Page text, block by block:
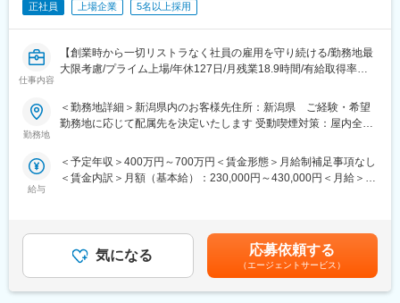
れば健全)。さらに、売上・経常利益ともに年々増加傾向にありま
す。株式上場後は20年以上黒字経営が続いています。創業から40
【エンジニアとしてのキャリアアップ】取引社数700社以上であ
り、上流工程にも携われます。様々のな大手企業の最先端プロジ
【幅広いキャリアプラン】エンジニアサポートシステム(ESS)が確
立しており、専任のキャリア担当や先輩と現状・未来の話ができ
向を考慮し、エンジニアスペシャリスト、現場・請負マネジメン
ト、管理経営部門などのポジションを用意しています。
【長期就業のための手厚いサポート】年休120日以上/月残業18.9
時間/有給取得率74％/男性の育児・看護休暇も運用実績あり/子ど
も手当(18歳まで月1万円)/育児休暇取得率100％(※くるみんマーク
正社員 上場企業 5名以上採用
仕事内容
【創業時から一切リストラなく社員の雇用を守り続ける/勤務地最
大限考慮/プライム上場/年休127日/月残業18.9時間/有給取得率
100％)】
(1)自動車電気制御ユニット、各種電子制御ユニットの開発(2)半導
体製造装置・半導体制御装置の開発(3)医療画像システム・産業用
技術者派遣／請負・受託開発を中核として事業を展開していま
す。メーカーによる圧倒的な支持・安定経営・生涯雇用を誇りと
しており、堅実さが一番の特徴と言えます。請負・受託開発の際
だけでなく、派遣時におけるプロジェクトもチーム単位で行うた
勤務地
＜勤務地詳細＞新潟県内のお客様先住所：新潟県 ご経験・希望
勤務地に応じて配属先を決定いたします 受動喫煙対策：屋内全面
給与
＜予定年収＞400万円～700万円＜賃金形態＞月給制補足事項なし
＜賃金内訳＞月額（基本給）：230,000円～430,000円＜月給＞
円（28歳、役職なし、経験4年）、6,200,000円（33歳、マネージ
ャー補佐、経験8年）、7,000,000円（37歳、マネージャー、入社
12年）賃金はあくまでも目安の金額であり、選考を通じて上下す
る可能性があります。月給(月額)は固定手当を含めた表記です。
気になる 応募依頼する
（エージェントサービス）